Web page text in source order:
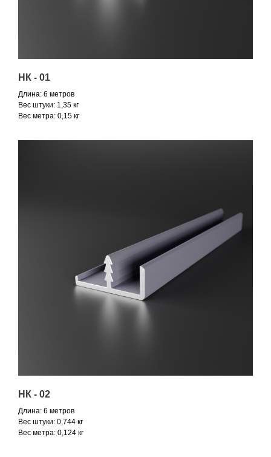
НК - 01
Длина: 6 метров
Вес штуки: 1,35 кг
Вес метра: 0,15 кг
НК - 02
Длина: 6 метров
Вес штуки: 0,744 кг
Вес метра: 0,124 кг